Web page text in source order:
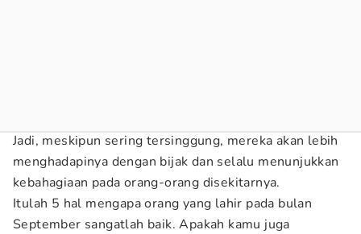
Jadi, meskipun sering tersinggung, mereka akan lebih
menghadapinya dengan bijak dan selalu menunjukkan
kebahagiaan pada orang-orang disekitarnya.
Itulah 5 hal mengapa orang yang lahir pada bulan
September sangatlah baik. Apakah kamu juga